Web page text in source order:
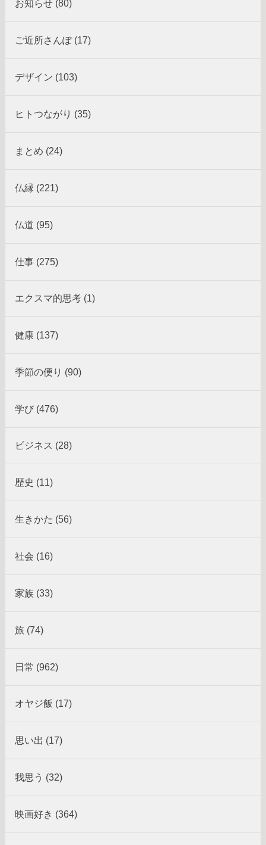
お知らせ (80)
ご近所さんぽ (17)
デザイン (103)
ヒトつながり (35)
まとめ (24)
仏縁 (221)
仏道 (95)
仕事 (275)
エクスマ的思考 (1)
健康 (137)
季節の便り (90)
学び (476)
ビジネス (28)
歴史 (11)
生きかた (56)
社会 (16)
家族 (33)
旅 (74)
日常 (962)
オヤジ飯 (17)
思い出 (17)
我思う (32)
映画好き (364)